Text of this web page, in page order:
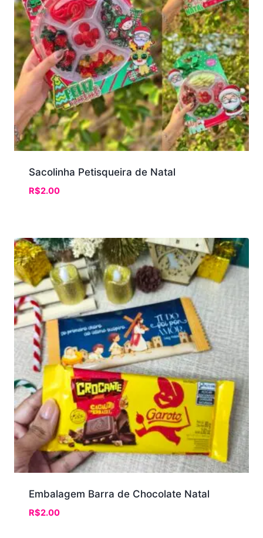
Sacolinha Petisqueira de Natal
R$2.00
Embalagem Barra de Chocolate Natal
R$2.00